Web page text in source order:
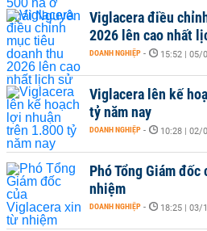
Viglacera điều
2026 lên cao nhất
DOANH NGHIỆP - 15:52 | 05/
Viglacera lên kế
tỷ năm nay
DOANH NGHIỆP - 10:28 | 02/
Phó Tổng Giám
nhiệm
DOANH NGHIỆP - 18:25 | 03/